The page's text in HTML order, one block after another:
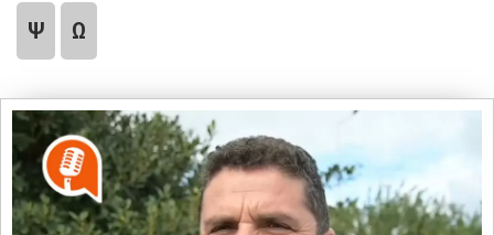
Ψ Ω